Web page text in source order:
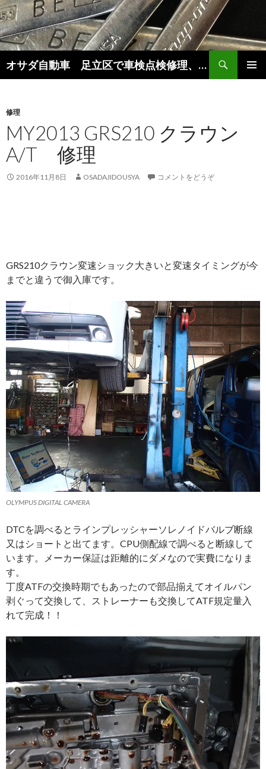
オサダ自動車 足立区で車検点検修理、新車中古車販売をしています。
索
ン
ツ
へ
移
動
修理
MY2013 GRS210 クラウン
A/T 修理
2016年11月8日 OSADAJIDOUSYA コメントをどうぞ
GRS210クラウン変速ショック大きいと変速タイミングが今
までと違うで御入庫です。
OLYMPUS DIGITAL CAMERA
DTCを調べるとラインプレッシャーソレノイドバルブ断線
又はショートと出てます。CPU側配線で調べると断線して
います。メーカー保証は距離的にダメなので実費になりま
す。
丁度ATFの交換時期でもあったので部品揃えてオイルパン
剥ぐって交換して、ストレーナーも交換してATF規定量入
れて完成！！